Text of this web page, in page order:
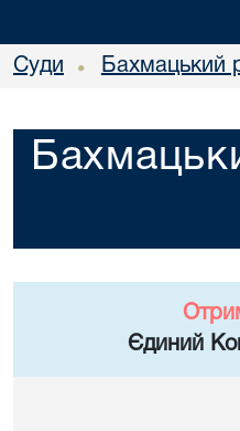
Суди • Бахмацький
Єдиний